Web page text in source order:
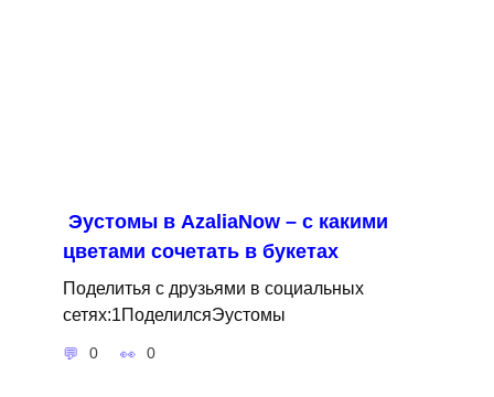
Эустомы в AzaliaNow – с какими
цветами сочетать в букетах
Поделитья с друзьями в социальных
сетях:1ПоделилсяЭустомы
0 0